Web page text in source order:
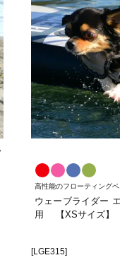
高性能のフローティングベ
ウェーブライダー
用 【XSサイズ】
[LGE315]